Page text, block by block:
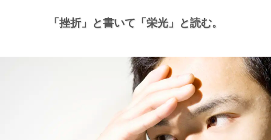
「挫折」と書いて 「栄光」と読む。